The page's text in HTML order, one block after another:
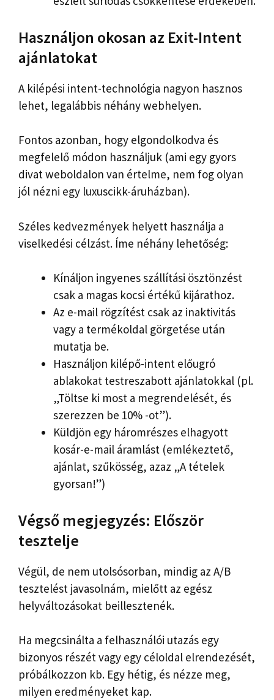
Használjon okosan az Exit-Intent
ajánlatokat
A kilépési intent-technológia nagyon hasznos
lehet, legalábbis néhány webhelyen.
Fontos azonban, hogy elgondolkodva és
megfelelő módon használjuk (ami egy gyors
divat weboldalon van értelme, nem fog olyan
jól nézni egy luxuscikk-áruházban).
Széles kedvezmények helyett használja a
viselkedési célzást. Íme néhány lehetőség:
Kínáljon ingyenes szállítási ösztönzést
csak a magas kocsi értékű kijárathoz.
Az e-mail rögzítést csak az inaktivitás
vagy a termékoldal görgetése után
mutatja be.
Használjon kilépő-intent előugró
ablakokat testreszabott ajánlatokkal (pl.
„Töltse ki most a megrendelését, és
szerezzen be 10% -ot”).
Küldjön egy háromrészes elhagyott
kosár-e-mail áramlást (emlékeztető,
ajánlat, szűkösség, azaz „A tételek
gyorsan!”)
Végső megjegyzés: Először
tesztelje
Végül, de nem utolsósorban, mindig az A/B
tesztelést javasolnám, mielőtt az egész
helyváltozásokat beillesztenék.
Ha megcsinálta a felhasználói utazás egy
bizonyos részét vagy egy céloldal elrendezését,
próbálkozzon kb. Egy hétig, és nézze meg,
milyen eredményeket kap.